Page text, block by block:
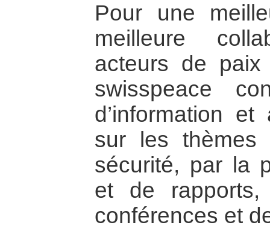
Pour une
meilleure
acteurs de
swisspeace
d’information
sur les
sécurité, par la
et de rapports,
conférences et